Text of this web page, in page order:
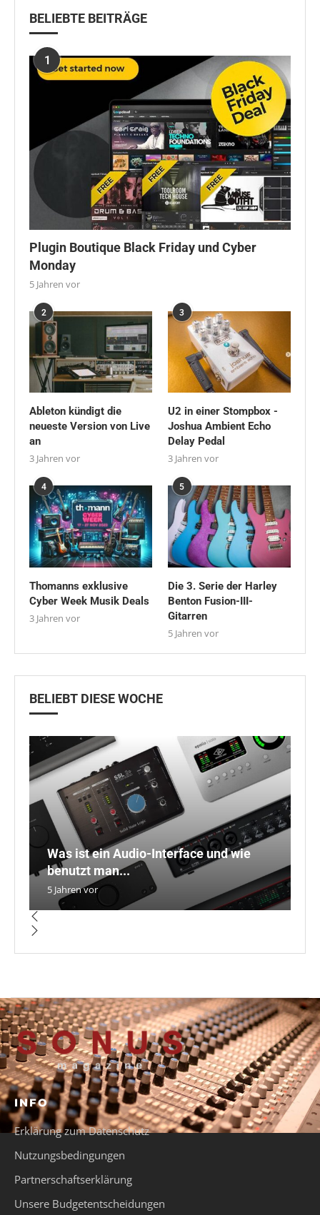
BELIEBTE BEITRÄGE
1
Plugin Boutique Black Friday und Cyber
Monday
5 Jahren vor
2
Ableton kündigt die
neueste Version von Live
an
3 Jahren vor
3
U2 in einer Stompbox -
Joshua Ambient Echo
Delay Pedal
3 Jahren vor
4
Thomanns exklusive
Cyber Week Musik Deals
3 Jahren vor
5
Die 3. Serie der Harley
Benton Fusion-III-
Gitarren
5 Jahren vor
BELIEBT DIESE WOCHE
Was ist ein Audio-Interface und wie
benutzt man...
5 Jahren vor
INFO
Erklärung zum Datenschutz
Nutzungsbedingungen
Partnerschaftserklärung
Unsere Budgetentscheidungen